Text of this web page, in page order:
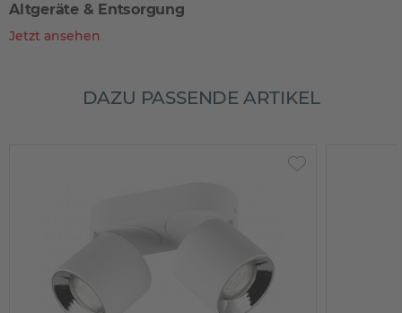
Altgeräte & Entsorgung
Jetzt ansehen
DAZU PASSENDE ARTIKEL